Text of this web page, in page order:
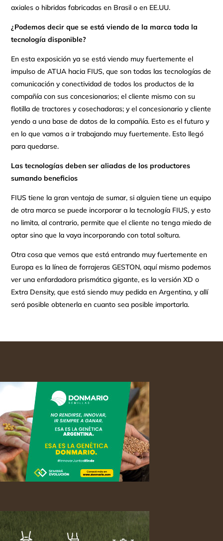
axiales o hibridas fabricadas en Brasil o en EE.UU.
¿Podemos decir que se está viendo de la marca toda la
tecnología disponible?
En esta exposición ya se está viendo muy fuertemente el
impulso de ATUA hacia FIUS, que son todas las tecnologías de
comunicación y conectividad de todos los productos de la
compañía con sus concesionarios; el cliente mismo con su
flotilla de tractores y cosechadoras; y el concesionario y cliente
yendo a una base de datos de la compañía. Esto es el futuro y
en lo que vamos a ir trabajando muy fuertemente. Esto llegó
para quedarse.
Las tecnologías deben ser aliadas de los productores
sumando beneficios
FIUS tiene la gran ventaja de sumar, si alguien tiene un equipo
de otra marca se puede incorporar a la tecnología FIUS, y esto
no limita, al contrario, permite que el cliente no tenga miedo de
optar sino que la vaya incorporando con total soltura.
Otra cosa que vemos que está entrando muy fuertemente en
Europa es la línea de forrajeras GESTON, aquí mismo podemos
ver una enfardadora prismática gigante, es la versión XD o
Extra Density, que está siendo muy pedida en Argentina, y allí
será posible obtenerla en cuanto sea posible importarla.